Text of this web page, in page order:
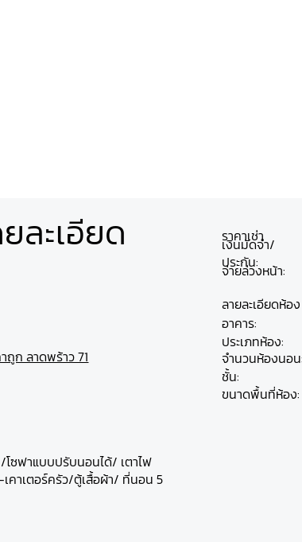
ละเอียด
ถูก ลาดพร้าว 71
ซฟาแบบปรับนอนได้/ เตาไฟ
าเตอร์ครัว/ตู้เสื้อผ้า/ ที่นอน 5
ลายละเอียดห้อง
อาคาร:
ประเภทห้อง:
จำนวนห้องนอน:
ชั้น:
ขนาดพื้นที่ห้อง:
ราคาเช่า
เงินมัดจำ/
ประกัน:
จ่ายล่วงหน้า: